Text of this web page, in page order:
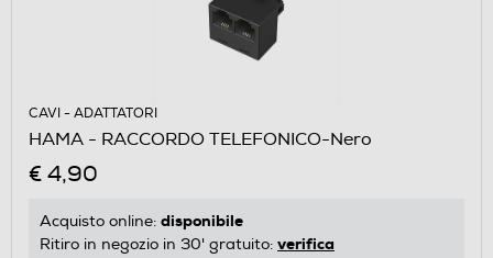
CAVI - ADATTATORI
HAMA - RACCORDO TELEFONICO-Nero
€ 4,90
Acquisto online: disponibile
Ritiro in negozio in 30' gratuito: verifica